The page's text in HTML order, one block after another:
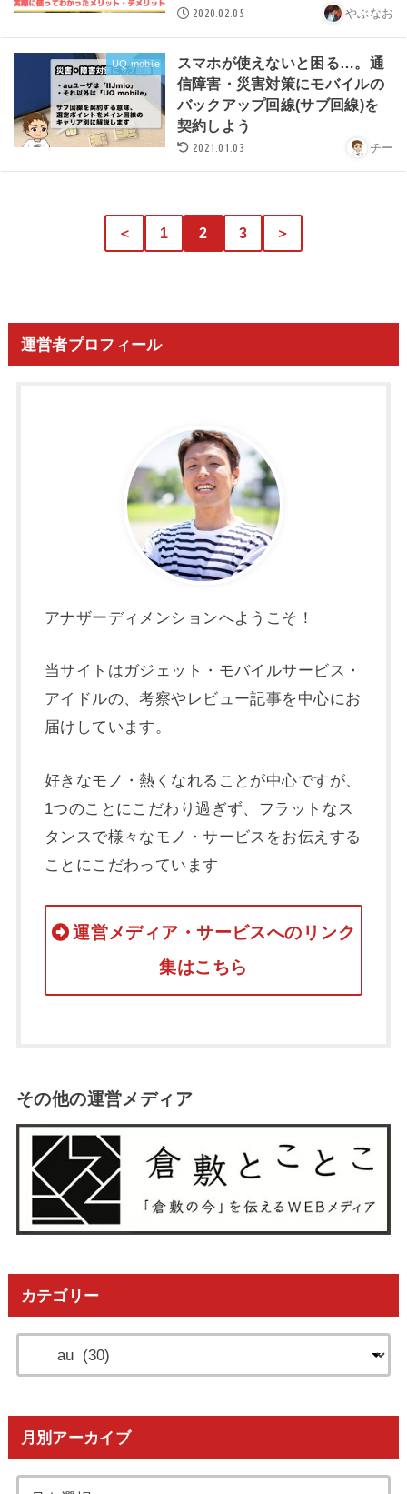
2020.02.05 やぶなお
UQ mobile
スマホが使えないと困る…。通
信障害・災害対策にモバイルの
バックアップ回線(サブ回線)を
契約しよう
2021.01.03 チー
＜ 1 2 3 ＞
運営者プロフィール
アナザーディメンションへようこそ！
当サイトはガジェット・モバイルサービス・
アイドルの、考察やレビュー記事を中心にお
届けしています。
好きなモノ・熱くなれることが中心ですが、
1つのことにこだわり過ぎず、フラットなス
タンスで様々なモノ・サービスをお伝えする
ことにこだわっています
運営メディア・サービスへのリンク
集はこちら
その他の運営メディア
カテゴリー
月別アーカイブ